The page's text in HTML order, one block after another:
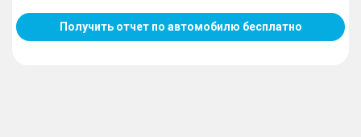
Получить отчет по автомобилю бесплатно